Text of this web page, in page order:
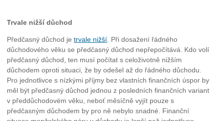
Trvale nižší důchod
Předčasný důchod je trvale nižší. Při dosažení řádného
důchodového věku se předčasný důchod nepřepočítává. Kdo volí
předčasný důchod, ten musí počítat s celoživotně nižším
důchodem oproti situaci, že by odešel až do řádného důchodu.
Pro jednotlivce s nízkými příjmy bez vlastních finančních úspor by
měl být předčasný důchod jednou z posledních finančních variant
v předdůchodovém věku, neboť měsíčně vyjít pouze s
předčasným důchodem by pro ně nebylo snadné. Finanční